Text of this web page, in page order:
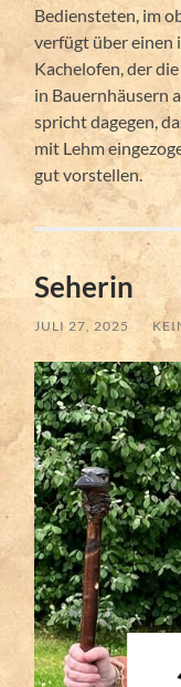
Bediensteten, im
verfügt über einen
Kachelofen, der
in Bauernhäusern
spricht dagegen,
mit Lehm
gut vorstellen.
Seherin
JULI 27, 2025 /